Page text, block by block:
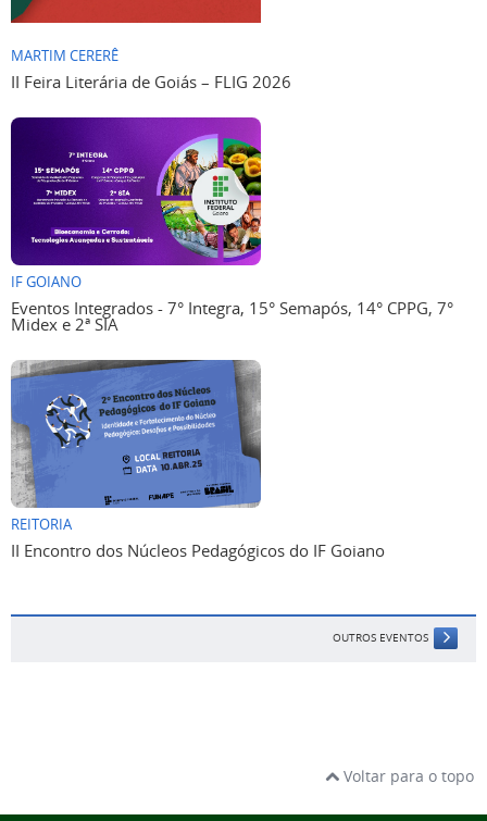
II Feira Literária de Goiás – FLIG 2026
IF GOIANO
Eventos Integrados - 7° Integra, 15° Semapós, 14° CPPG, 7°
Midex e 2ª SIA
REITORIA
II Encontro dos Núcleos Pedagógicos do IF Goiano
OUTROS EVENTOS